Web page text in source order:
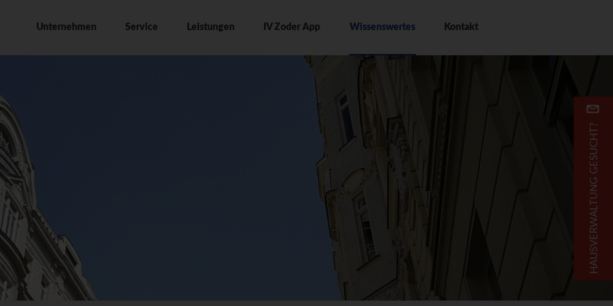
Unternehmen Service Leistungen IV Zoder App Wissenswertes Kontakt
Top
Navigation
HAUSVERWALTUNG GESUCHT?